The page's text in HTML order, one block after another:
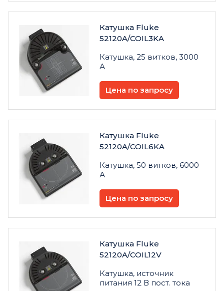
Катушка Fluke
52120A/COIL3KA
Катушка, 25 витков, 3000
А
Цена по запросу
Катушка Fluke
52120A/COIL6KA
Катушка, 50 витков, 6000
А
Цена по запросу
Катушка Fluke
52120A/COIL12V
Катушка, источник
питания 12 В пост. тока